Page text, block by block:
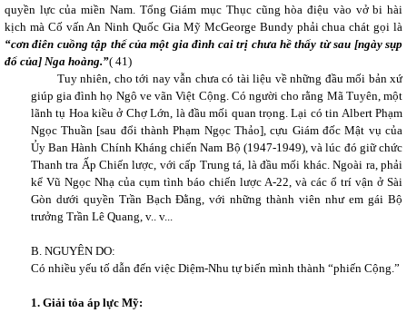
quyền lực của miền Nam. Tổng Giám mục Thục cũng hòa điệu vào vở bi hài
kịch mà Cố vấn An Ninh Quốc Gia Mỹ McGeorge Bundy phải chua chát gọi là
“cơn điên cuồng tập thể của một gia đình cai trị chưa hề thấy từ sau [ngày sụp
đổ của] Nga hoàng.”( 41)
Tuy nhiên, cho tới nay vẫn chưa có tài liệu về những đầu mối bản xứ
giúp gia đình họ Ngô ve vãn Việt Cộng. Có người cho rằng Mã Tuyên, một
lãnh tụ Hoa kiều ở Chợ Lớn, là đầu mối quan trọng. Lại có tin Albert Phạm
Ngọc Thuần [sau đổi thành Phạm Ngọc Thảo], cựu Giám đốc Mật vụ của
Ủy Ban Hành Chính Kháng chiến Nam Bộ (1947-1949), và lúc đó giữ chức
Thanh tra ẤpChiến lược, với cấp Trung tá, là đầu mối khác. Ngoài ra, phải
kể Vũ Ngọc Nhạ của cụm tình báo chiến lược A-22, và các ổ trí vận ở Sài
Gòn dưới quyền Trần Bạch Đằng, với những thành viên như em gái Bộ
trưởng Trần Lê Quang, v.. v...
B. NGUYÊN DO:
Có nhiều yếu tố dẫn đến việc Diệm-Nhu tự biến mình thành “phiến Cộng.”
1. Giải tỏa áp lực Mỹ: